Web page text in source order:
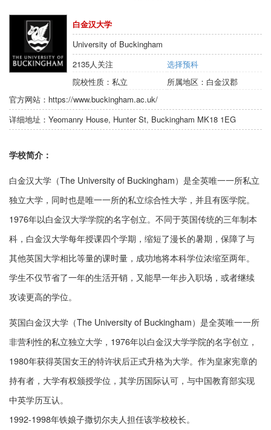
白金汉大学
University of Buckingham
2135人关注
选择预科
院校性质： 私立 所属地区： 白金汉郡
官方网站： https://www.buckingham.ac.uk/
详细地址： Yeomanry House, Hunter St, Buckingham MK18 1EG
学校简介：
白金汉大学（The University of Buckingham）是全英唯一一所私立
独立大学，同时也是唯一一所的私立综合性大学，并且有医学院。
1976年以白金汉大学学院的名字创立。不同于英国传统的三年制本
科，白金汉大学每年授课四个学期，缩短了漫长的暑期，保障了与
其他英国大学相比等量的课时量，成功地将本科学位浓缩至两年。
学生不仅节省了一年的生活开销，又能早一年步入职场，或者继续
攻读更高的学位。
英国白金汉大学（The University of Buckingham）是全英唯一一所
非营利性的私立独立大学，1976年以白金汉大学学院的名字创立，
1980年获得英国女王的特许状后正式升格为大学。作为皇家宪章的
持有者，大学有权颁授学位，其学历国际认可，与中国教育部实现
中英学历互认。
1992-1998年铁娘子撒切尔夫人担任该学校校长。